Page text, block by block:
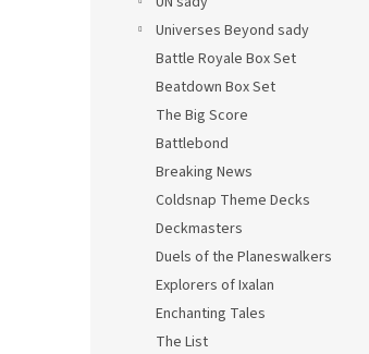
Universes Beyond sady
Battle Royale Box Set
Beatdown Box Set
The Big Score
Battlebond
Breaking News
Coldsnap Theme Decks
Deckmasters
Duels of the Planeswalkers
Explorers of Ixalan
Enchanting Tales
The List